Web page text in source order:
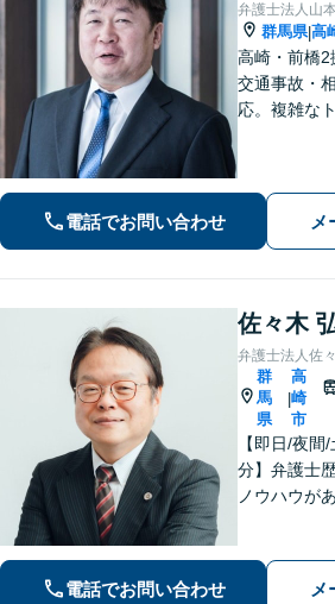
弁護士法人山
群馬県|高
高崎・前橋2
交通事故・
応。複雑な
電話でお問い合わせ メ
佐々木
弁護士法人佐
群
馬
県
|
高
崎
市
【即日/夜
分】弁護士
ノウハウが
験・ノウハ
電話でお問い合わせ メ